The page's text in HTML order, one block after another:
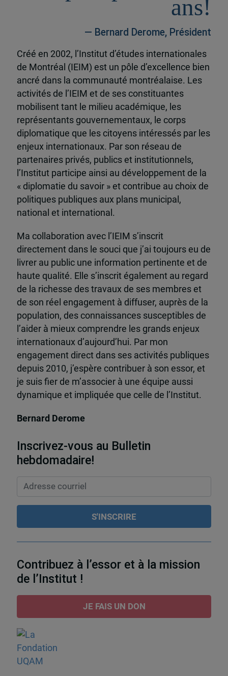
ans!
— Bernard Derome, Président
Créé en 2002, l’Institut d’études internationales
de Montréal (IEIM) est un pôle d’excellence bien
ancré dans la communauté montréalaise. Les
activités de l’IEIM et de ses constituantes
mobilisent tant le milieu académique, les
représentants gouvernementaux, le corps
diplomatique que les citoyens intéressés par les
enjeux internationaux. Par son réseau de
partenaires privés, publics et institutionnels,
l’Institut participe ainsi au développement de la
« diplomatie du savoir » et contribue au choix de
politiques publiques aux plans municipal,
national et international.
Ma collaboration avec l’IEIM s’inscrit
directement dans le souci que j’ai toujours eu de
livrer au public une information pertinente et de
haute qualité. Elle s’inscrit également au regard
de la richesse des travaux de ses membres et
de son réel engagement à diffuser, auprès de la
population, des connaissances susceptibles de
l’aider à mieux comprendre les grands enjeux
internationaux d’aujourd’hui. Par mon
engagement direct dans ses activités publiques
depuis 2010, j’espère contribuer à son essor, et
je suis fier de m’associer à une équipe aussi
dynamique et impliquée que celle de l’Institut.
Bernard Derome
Inscrivez-vous au Bulletin
hebdomadaire!
Contribuez à l’essor et à la mission
de l’Institut !
JE FAIS UN DON